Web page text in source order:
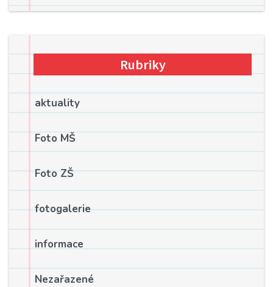
Rubriky
aktuality
Foto MŠ
Foto ZŠ
fotogalerie
informace
Nezařazené